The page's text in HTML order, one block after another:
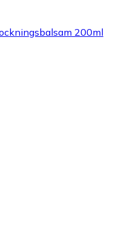
200ml